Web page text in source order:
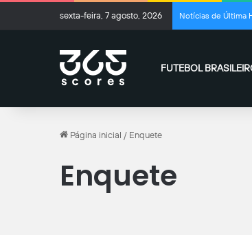
sexta-feira, 7 agosto, 2026 Notícias de Última
FUTEBOL
Página inicial / Enquete
Enquete